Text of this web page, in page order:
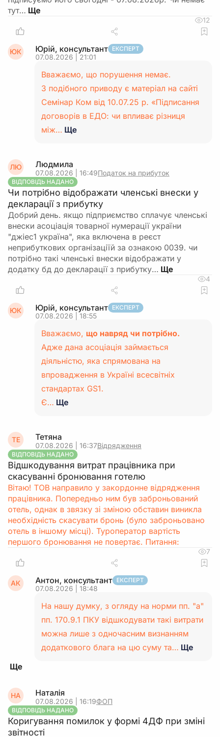
тут…
12
ЮК Юрій, консультант ЕКСПЕРТ
07.08.2026 | 21:01
Вважаємо, що порушення немає.
З подібного приводу є матеріал на сайті
Семінар Ком від 10.07.25 р. «Підписання
договорів в ЕДО: чи впливає різниця
між… Ще
ЛЮ Людмила
07.08.2026 | 16:49Податок на прибуток
ВІДПОВІДЬ НАДАНО
Чи потрібно відображати членські внески у
декларації з прибутку
Добрий день. якщо підприємство сплачує членські
внески асоціація товарної нумерації україни
"джіес1 україна", яка включена в реєст
неприбуткових організаціїй за ознакою 0039. чи
потрібно такі членські внески відображати у
додатку бд до декларації з прибутку…
4
ЮК Юрій, консультант ЕКСПЕРТ
07.08.2026 | 18:55
Вважаємо, що навряд чи потрібно.
Адже дана асоціація займається
діяльністю, яка спрямована на
впровадження в Україні всесвітніх
стандартах GS1.
Є… Ще
ТЕ Тетяна
07.08.2026 | 16:37Відрядження
ВІДПОВІДЬ НАДАНО
Відшкодування витрат працівника при
скасуванні бронювання готелю
Вітаю! ТОВ направило у закордонне відрядження
працівника. Попередньо ним був заброньований
отель, однак в звязку зі зміною обставин виникла
необхідність скасувати бронь (було заброньовано
отель в іншому місці). Туроператор вартість
першого бронювання не повертає. Питання:
7
АК Антон, консультант ЕКСПЕРТ
07.08.2026 | 18:48
На нашу думку, з огляду на норми пп. "а"
пп. 170.9.1 ПКУ відшкодувати такі витрати
можна лише з одночасним визнанням
додаткового блага на цю суму та… Ще
НА Наталія
07.08.2026 | 16:19ФОП
ВІДПОВІДЬ НАДАНО
Коригування помилок у формі 4ДФ при зміні
звітності